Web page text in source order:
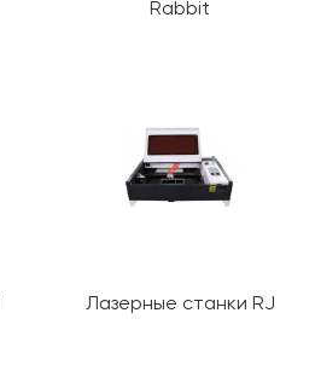
Rabbit
Лазерные станки RJ